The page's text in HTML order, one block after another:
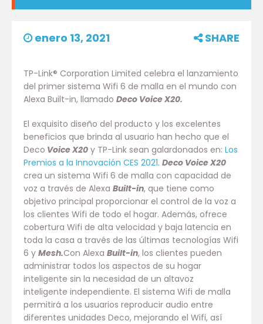
enero 13, 2021 SHARE
TP-Link® Corporation Limited celebra el lanzamiento
del primer sistema Wifi 6 de malla en el mundo con
Alexa Built-in, llamado Deco Voice X20.
El exquisito diseño del producto y los excelentes
beneficios que brinda al usuario han hecho que el
Deco Voice X20 y TP-Link sean galardonados en: Los
Premios a la Innovación CES 2021. Deco Voice X20
crea un sistema Wifi 6 de malla con capacidad de
voz a través de Alexa Built-in, que tiene como
objetivo principal proporcionar el control de la voz a
los clientes Wifi de todo el hogar. Además, ofrece
cobertura Wifi de alta velocidad y baja latencia en
toda la casa a través de las últimas tecnologías Wifi
6 y Mesh.Con Alexa Built-in, los clientes pueden
administrar todos los aspectos de su hogar
inteligente sin la necesidad de un altavoz
inteligente independiente. El sistema Wifi de malla
permitirá a los usuarios reproducir audio entre
diferentes unidades Deco, mejorando el Wifi, así